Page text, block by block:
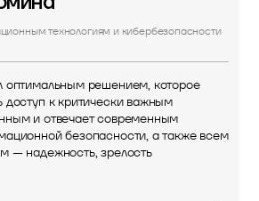
технологиям и кибербезопасности
оптимальным решением, которое
доступ к критически важным
и отвечает современным
безопасности, а также всем
— надежность, зрелость